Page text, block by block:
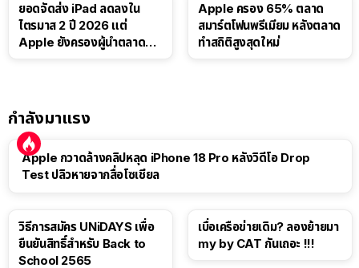
ยอดจัดส่ง iPad ลดลงใน
ไตรมาส 2 ปี 2026 แต่
Apple ยังครองผู้นำตลาด
Apple ครอง 65% ตลาด
สมาร์ตโฟนพรีเมียม หลังตลาด
ทำสถิติสูงสุดใหม่
กำลังมาแรง
Apple กวาดล้างคลิปหลุด iPhone 18 Pro หลังวิดีโอ Drop
Test ปลิวหายจากสื่อโซเชียล
วิธีการสมัคร UNiDAYS เพื่อ
ยืนยันสิทธิ์สำหรับ Back to
School 2565
เบื่อเครือข่ายเดิม? ลองย้ายมา
my by CAT กันเถอะ !!!